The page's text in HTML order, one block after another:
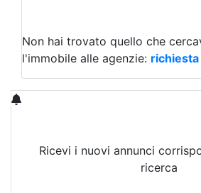
Non hai trovato quello che
l'immobile alle agenzie:
Ricevi i nuovi annunci
ricerca